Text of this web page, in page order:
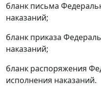
бланк письма
наказаний;
бланк приказа
наказаний;
бланк распоряжения
исполнения наказаний.